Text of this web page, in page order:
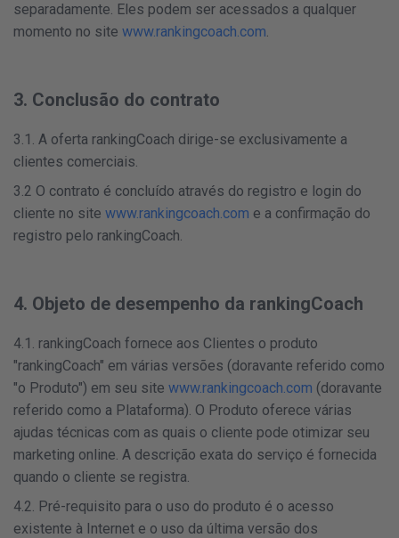
separadamente. Eles podem ser acessados a qualquer
momento no site www.rankingcoach.com.
3. Conclusão do contrato
3.1. A oferta rankingCoach dirige-se exclusivamente a
clientes comerciais.
3.2 O contrato é concluído através do registro e login do
cliente no site www.rankingcoach.com e a confirmação do
registro pelo rankingCoach.
4. Objeto de desempenho da rankingCoach
4.1. rankingCoach fornece aos Clientes o produto
"rankingCoach" em várias versões (doravante referido como
"o Produto") em seu site www.rankingcoach.com (doravante
referido como a Plataforma). O Produto oferece várias
ajudas técnicas com as quais o cliente pode otimizar seu
marketing online. A descrição exata do serviço é fornecida
quando o cliente se registra.
4.2. Pré-requisito para o uso do produto é o acesso
existente à Internet e o uso da última versão dos